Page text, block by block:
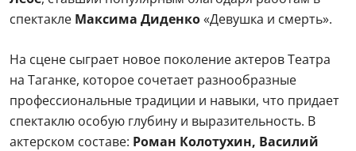
спектакле Максима Диденко«Девушка и смерть».
На сцене сыграет новое поколение актеров Театра
на Таганке, которое сочетает разнообразные
профессиональные традиции и навыки, что придает
спектаклю особую глубину и выразительность. В
актерском составе: Роман Колотухин, Василий